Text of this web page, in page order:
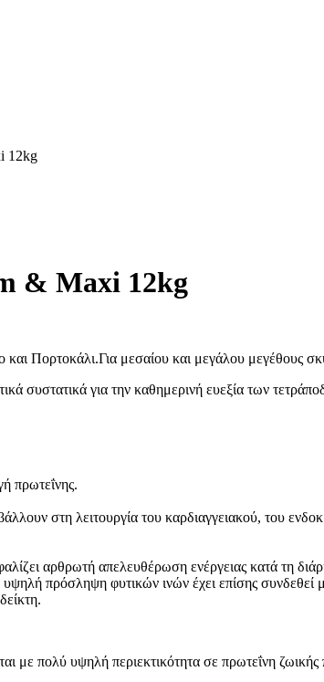
12kg
& Maxi 12kg
Πορτοκάλι.Για μεσαίου και μεγάλου μεγέθους
συστατικά για την καθημερινή ευεξία των
πρωτεΐνης.
στη λειτουργία του καρδιαγγειακού, του
αρθρωτή απελευθέρωση ενέργειας κατά τη
πρόσληψη φυτικών ινών έχει επίσης συνδεθεί
πολύ υψηλή περιεκτικότητα σε πρωτεΐνη ζωικής